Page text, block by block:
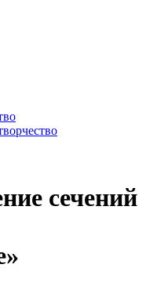
сечений